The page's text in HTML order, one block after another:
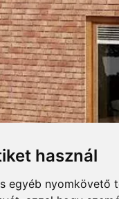
használ
egyéb nyomkövető
FUGASZINEK
színe miatt jól
KATALÓGUS